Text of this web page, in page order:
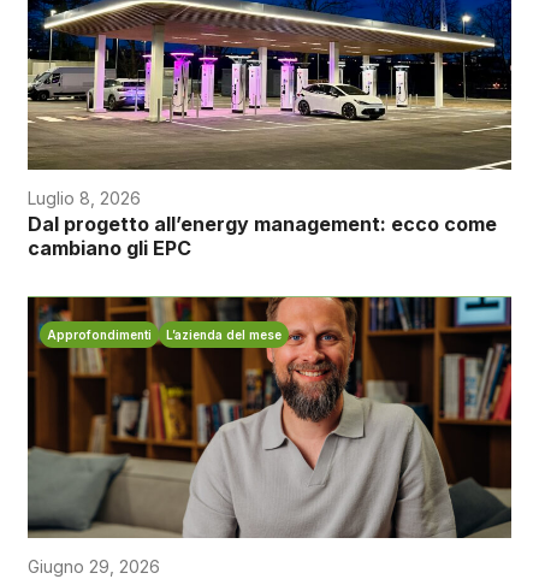
Luglio 8, 2026
Dal progetto all’energy management: ecco come
cambiano gli EPC
Approfondimenti L’azienda del mese
Giugno 29, 2026